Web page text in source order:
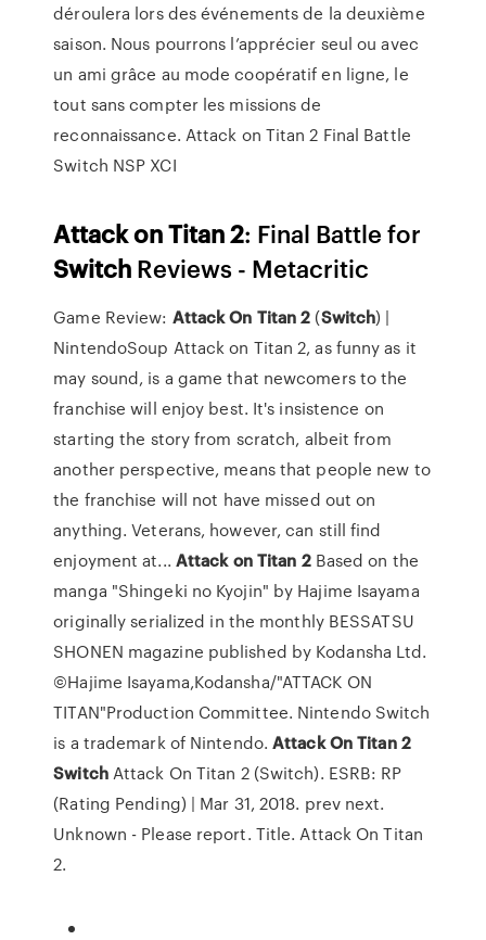
déroulera lors des événements de la deuxième
saison. Nous pourrons l’apprécier seul ou avec
un ami grâce au mode coopératif en ligne, le
tout sans compter les missions de
reconnaissance. Attack on Titan 2 Final Battle
Switch NSP XCI
AttackonTitan2: Final Battle for
Switch Reviews - Metacritic
Game Review: AttackOn Titan 2 (Switch) |
NintendoSoup Attack on Titan 2, as funny as it
may sound, is a game that newcomers to the
franchise will enjoy best. It's insistence on
starting the story from scratch, albeit from
another perspective, means that people new to
the franchise will not have missed out on
anything. Veterans, however, can still find
enjoyment at... Attack on Titan 2Based on the
manga "Shingeki no Kyojin" by Hajime Isayama
originally serialized in the monthly BESSATSU
SHONEN magazine published by Kodansha Ltd.
©Hajime Isayama,Kodansha/"ATTACK ON
TITAN"Production Committee. Nintendo Switch
is a trademark of Nintendo.Attack OnTitan 2
SwitchAttack On Titan 2 (Switch). ESRB: RP
(Rating Pending) | Mar 31, 2018. prev next.
Unknown - Please report. Title. Attack On Titan
2.